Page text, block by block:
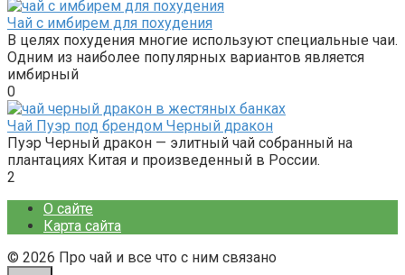
Чай с имбирем для похудения
В целях похудения многие используют специальные чаи.
Одним из наиболее популярных вариантов является
имбирный
0
Чай Пуэр под брендом Черный дракон
Пуэр Черный дракон — элитный чай собранный на
плантациях Китая и произведенный в России.
2
О сайте
Карта сайта
© 2026 Про чай и все что с ним связано